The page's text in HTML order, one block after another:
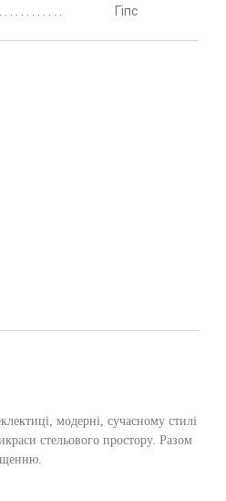
Гіпс
модерні, сучасному стилі
стельового простору. Разом